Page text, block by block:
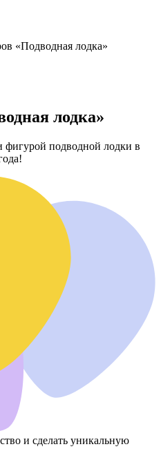
«Подводная лодка»
лодка»
подводной лодки в
и сделать уникальную